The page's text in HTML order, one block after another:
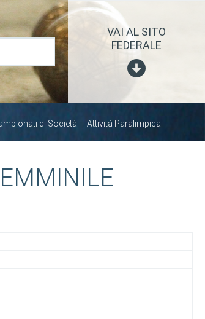
VAI AL SITO
FEDERALE
di Società Attività Paralimpica